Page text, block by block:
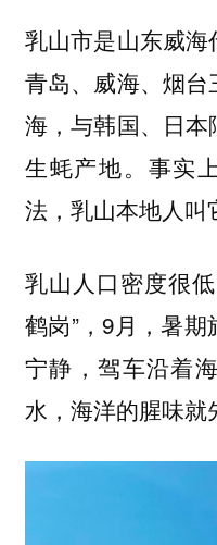
乳山市是山东威
青岛、威海、烟
海，与韩国、日
生蚝产地。事实
法，乳山本地人叫
乳山人口密度很
鹤岗”，9月，暑
宁静，驾车沿着
水，海洋的腥味就